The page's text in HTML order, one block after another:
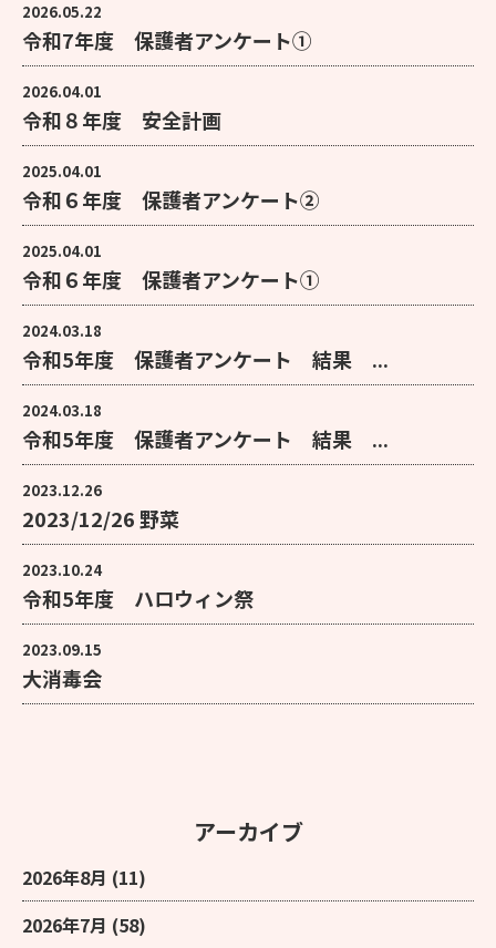
2026.05.22
令和7年度 保護者アンケート①
2026.04.01
令和８年度 安全計画
2025.04.01
令和６年度 保護者アンケート②
2025.04.01
令和６年度 保護者アンケート①
2024.03.18
令和5年度 保護者アンケート 結果 ...
2024.03.18
令和5年度 保護者アンケート 結果 ...
2023.12.26
2023/12/26 野菜
2023.10.24
令和5年度 ハロウィン祭
2023.09.15
大消毒会
アーカイブ
2026年8月 (11)
2026年7月 (58)